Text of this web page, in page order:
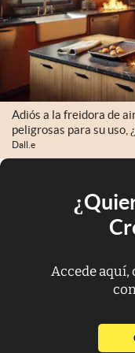
Adiós a la freidora de
peligrosas para su uso,
Dall.e
Accede aquí,